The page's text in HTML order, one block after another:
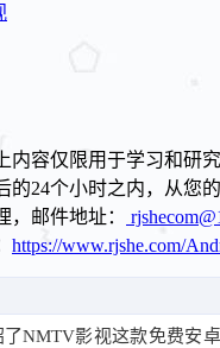
内容仅限用于学习和研
的24个小时之内，从您
，邮件地址：
https://www.rjshe.com/
NMTV影视这款免费安